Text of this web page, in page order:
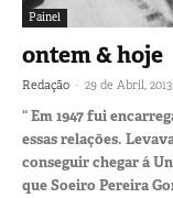
Painel
ontem & hoje
Redação - 29 de Abril, 2013
“ Em 1947 fui
essas relações.
conseguir chegar á
que Soeiro Pereira